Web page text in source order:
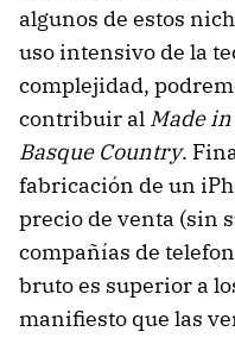
algunos de estos
uso intensivo de la
complejidad,
contribuir al Made
Basque Country.
fabricación de un
precio de venta (sin
compañías de
bruto es superior a
manifiesto que las